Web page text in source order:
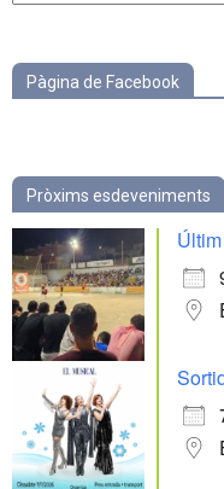
Pàgina de Facebook
Pròxims esdeveniments